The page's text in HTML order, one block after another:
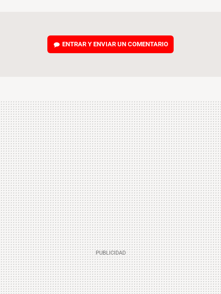
ENTRAR Y ENVIAR UN COMENTARIO